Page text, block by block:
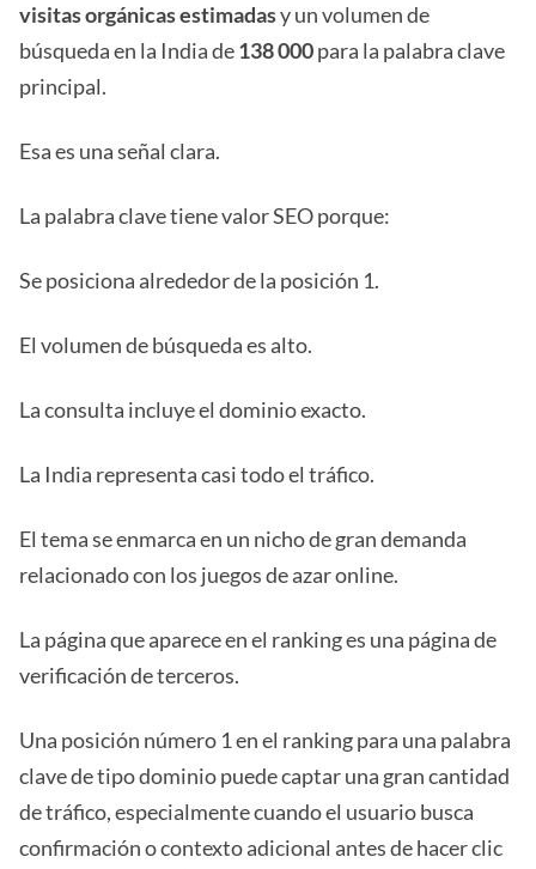
visitas orgánicas estimadasy un volumen de
búsqueda en la India de138 000para la palabra clave
principal.
Esa es una señal clara.
La palabra clave tiene valor SEO porque:
Se posiciona alrededor de la posición 1.
El volumen de búsqueda es alto.
La consulta incluye el dominio exacto.
La India representa casi todo el tráfico.
El tema se enmarca en un nicho de gran demanda
relacionado con los juegos de azar online.
La página que aparece en el ranking es una página de
verificación de terceros.
Una posición número 1 en el ranking para una palabra
clave de tipo dominio puede captar una gran cantidad
de tráfico, especialmente cuando el usuario busca
confirmación o contexto adicional antes de hacer clic